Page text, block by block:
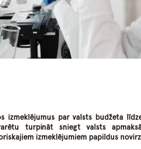
izmeklējumus par valsts budžeta
turpināt sniegt valsts
izmeklējumiem papildus